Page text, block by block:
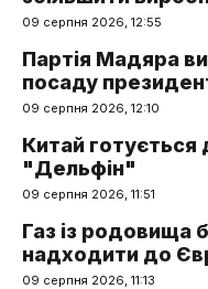
09 серпня 2026, 12:55
Партія Мадяра
посаду
09 серпня 2026, 12:10
Китай
"Дельфін"
09 серпня 2026, 11:51
Газ із родовища
надходити до
09 серпня 2026, 11:13